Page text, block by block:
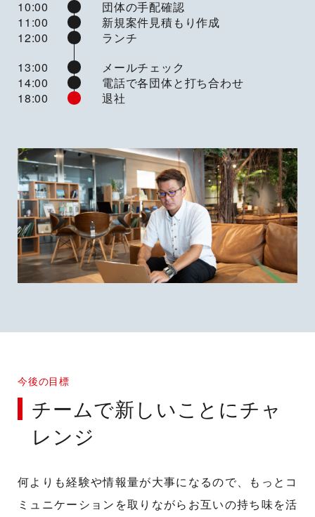
10:00
団体の手配確認
11:00
新規案件見積もり作成
12:00
ランチ
13:00
メールチェック
14:00
電話で各団体と打ち合わせ
18:00
退社
今後の目標
チームで新しいことにチャ
レンジ
何よりも経験や情報量が大事になるので、もっとコ
ミュニケーションを取りながらお互いの持ち味を活